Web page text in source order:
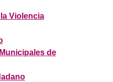
Violencia
de